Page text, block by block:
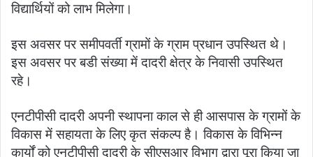
विद्यार्थियों को लाभ मिलेगा।
इस अवसर पर समीपवर्ती ग्रामों के ग्राम प्रधान उपस्थित थे।
इस अवसर पर बडी संख्या में दादरी क्षेत्र के निवासी उपस्थित
रहे।
एनटीपीसी दादरी अपनी स्थापना काल से ही आसपास के ग्रामों के
विकास में सहायता के लिए कृत संकल्प है। विकास के विभिन्न
कार्यों को एनटीपीसी दादरी के सीएसआर विभाग द्वारा पूरा किया जा